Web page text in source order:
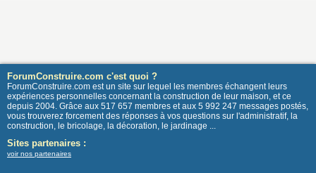
ForumConstruire.com c'est quoi ?
ForumConstruire.com est un site sur lequel les membres échangent leurs
expériences personnelles concernant la construction de leur maison, et ce
depuis 2004. Grâce aux 517 657 membres et aux 5 992 247 messages postés,
vous trouverez forcement des réponses à vos questions sur l'administratif, la
construction, le bricolage, la décoration, le jardinage ...
Sites partenaires :
voir nos partenaires